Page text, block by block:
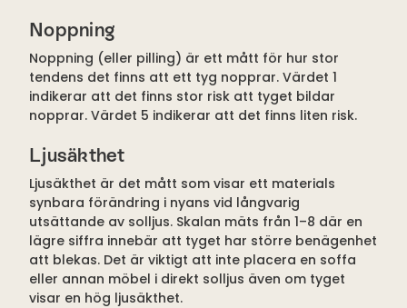
Noppning
Noppning (eller pilling) är ett mått för hur stor
tendens det finns att ett tyg nopprar. Värdet 1
indikerar att det finns stor risk att tyget bildar
nopprar. Värdet 5 indikerar att det finns liten risk.
Ljusäkthet
Ljusäkthet är det mått som visar ett materials
synbara förändring i nyans vid långvarig
utsättande av solljus. Skalan mäts från 1–8 där en
lägre siffra innebär att tyget har större benägenhet
att blekas. Det är viktigt att inte placera en soffa
eller annan möbel i direkt solljus även om tyget
visar en hög ljusäkthet.